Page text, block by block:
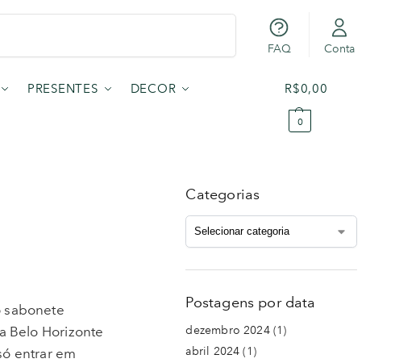
FAQ Conta
PRESENTES DECOR R$0,00
0
sabonete
Belo Horizonte
entrar em
Categorias
Postagens por data
dezembro 2024(1)
abril 2024 (1)